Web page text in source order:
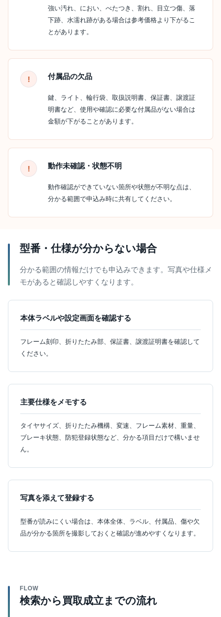
強い汚れ、におい、べたつき、割れ、目立つ傷、落
下跡、水濡れ跡がある場合は参考価格より下がるこ
とがあります。
付属品の欠品
鍵、ライト、輪行袋、取扱説明書、保証書、譲渡証
明書など、使用や確認に必要な付属品がない場合は
金額が下がることがあります。
動作未確認・状態不明
動作確認ができていない箇所や状態が不明な点は、
分かる範囲で申込み時に共有してください。
型番・仕様が分からない場合
分かる範囲の情報だけでも申込みできます。写真や仕様メ
モがあると確認しやすくなります。
本体ラベルや設定画面を確認する
フレーム刻印、折りたたみ部、保証書、譲渡証明書を確認して
ください。
主要仕様をメモする
タイヤサイズ、折りたたみ機構、変速、フレーム素材、重量、
ブレーキ状態、防犯登録状態など、分かる項目だけで構いませ
ん。
写真を添えて登録する
型番が読みにくい場合は、本体全体、ラベル、付属品、傷や欠
品が分かる箇所を撮影しておくと確認が進めやすくなります。
FLOW
検索から買取成立までの流れ